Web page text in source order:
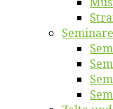
Se­mi­na­re